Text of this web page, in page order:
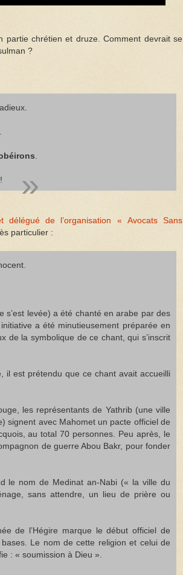
partie chrétien et druze. Comment devrait se
?
!
de l’organisation « Avocats Sans
particulier :
s’est levée) a été chanté en arabe par des
a été minutieusement préparée en
de la symbolique de ce chant, qui s’inscrit
il est prétendu que ce chant avait accueilli
les représentants de Yathrib (une ville
signent avec Mahomet un pacte officiel de
au total 70 personnes. Peu après, le
de guerre Abou Bakr, pour fonder
le nom de Medinat an-Nabi (« la ville du
sans attendre, un lieu de prière ou
de l’Hégire marque le début officiel de
Le nom de cette religion et celui de
: « soumission à Dieu ».